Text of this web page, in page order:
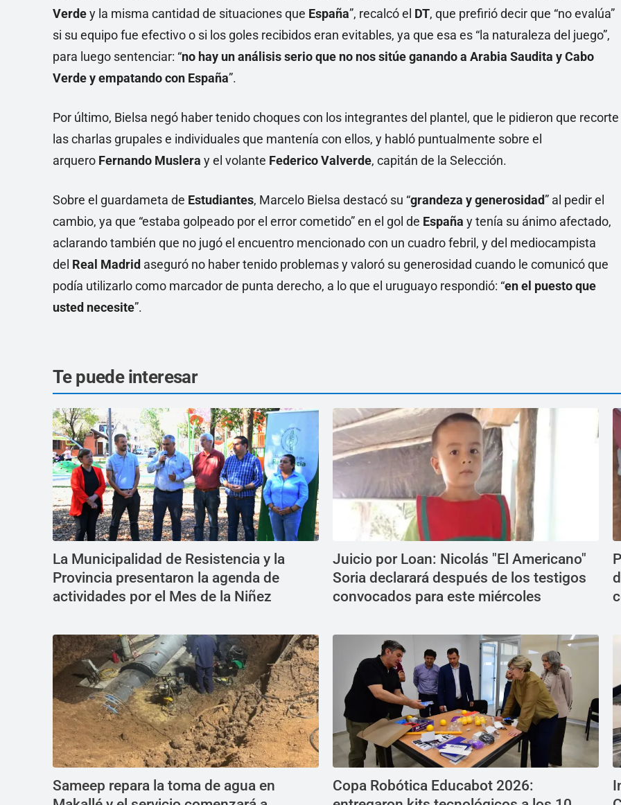
Verdey la misma cantidad de situaciones que España”, recalcó el DT, que prefirió decir que “no evalúa”
si su equipo fue efectivo o si los goles recibidos eran evitables, ya que esa es “la naturaleza del juego”,
para luego sentenciar: “no hay un análisis serio que no nos sitúe ganando a Arabia Saudita y Cabo
Verde y empatando con España”.
Por último, Bielsa negó haber tenido choques con los integrantes del plantel, que le pidieron que recorte
las charlas grupales e individuales que mantenía con ellos, y habló puntualmente sobre el
arquero Fernando Muslera y el volante Federico Valverde, capitán de la Selección.
Sobre el guardameta de Estudiantes, Marcelo Bielsa destacó su “grandeza y generosidad” al pedir el
cambio, ya que “estaba golpeado por el error cometido” en el gol de España y tenía su ánimo afectado,
aclarando también que no jugó el encuentro mencionado con un cuadro febril, y del mediocampista
del Real Madrid aseguró no haber tenido problemas y valoró su generosidad cuando le comunicó que
podía utilizarlo como marcador de punta derecho, a lo que el uruguayo respondió: “en el puesto que
usted necesite”.
Te puede interesar
La Municipalidad de Resistencia y la
Provincia presentaron la agenda de
actividades por el Mes de la Niñez
Juicio por Loan: Nicolás "El Americano"
Soria declarará después de los testigos
convocados para este miércoles
Sameep repara la toma de agua en
Copa Robótica Educabot 2026: